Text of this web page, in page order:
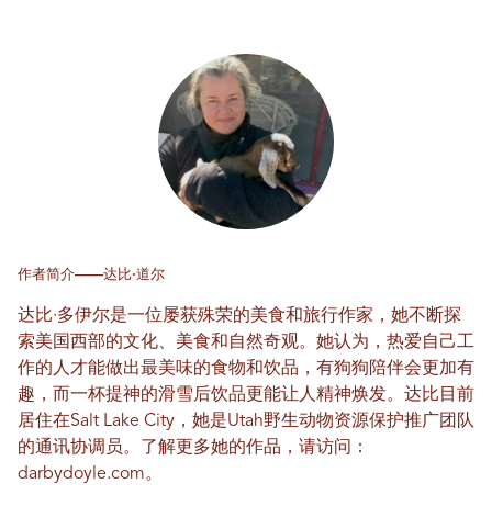
作者简介——达比·道尔
达比·多伊尔是一位屡获殊荣的美食和旅行作家，她不断探
索美国西部的文化、美食和自然奇观。她认为，热爱自己工
作的人才能做出最美味的食物和饮品，有狗狗陪伴会更加有
趣，而一杯提神的滑雪后饮品更能让人精神焕发。达比目前
居住在Salt Lake City，她是Utah野生动物资源保护推广团队
的通讯协调员。了解更多她的作品，请访问：
darbydoyle.com。